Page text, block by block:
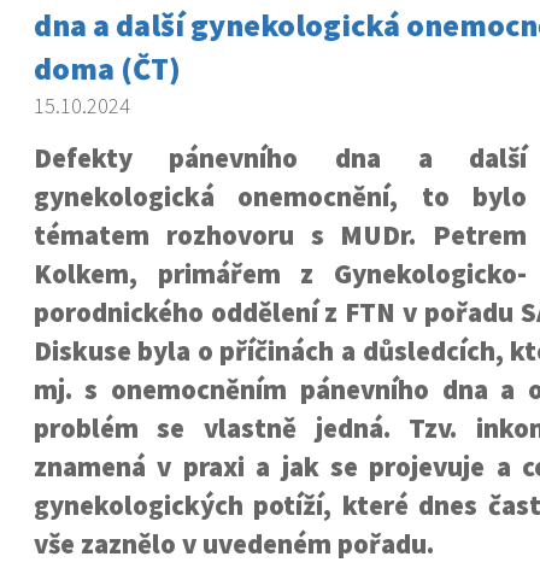
dna a další gynekologická
doma (ČT)
15.10.2024
Defekty pánevního dna a další
gynekologická onemocnění, to bylo
tématem rozhovoru s MUDr. Petrem
Kolkem, primářem z Gynekologicko-
porodnického oddělení z FTN v pořadu
Diskuse byla o příčinách a důsledcích,
mj. s onemocněním pánevního dna a
problém se vlastně jedná. Tzv.
znamená v praxi a jak se projevuje a
gynekologických potíží, které dnes
vše zaznělo v uvedeném pořadu.